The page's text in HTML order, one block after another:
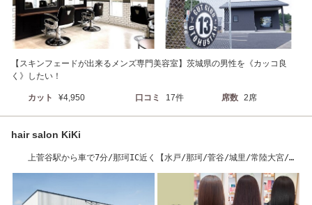
【スキンフェードが出来るメンズ専門美容室】茨城県の男性を《カッコ良
く》したい！
カット ¥4,950 口コミ 17件 席数 2席
hair salon KiKi
上菅谷駅から車で7分/那珂IC近く【水戸/那珂/菅谷/城里/常陸大宮/常